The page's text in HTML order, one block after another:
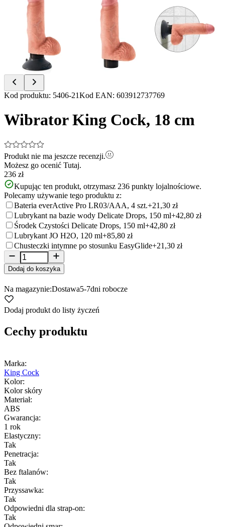
Item
of
5
Kod produktu: 5406-21Kod EAN: 603912737769
Wibrator King Cock, 18 cm
Produkt nie ma jeszcze recenzji.
Możesz go ocenić Tutaj.
236 zł
Kupując ten produkt, otrzymasz 236 punkty lojalnościowe.
Polecamy używanie tego produktu z:
Bateria everActive Pro LR03/AAA, 4 szt.+21,30 zł
Lubrykant na bazie wody Delicate Drops, 150 ml+42,80 zł
Środek Czystości Delicate Drops, 150 ml+42,80 zł
Lubrykant JO H2O, 120 ml+85,80 zł
Chusteczki intymne po stosunku EasyGlide+21,30 zł
Dodaj do koszyka
Na magazynie:Dostawa5-7dni robocze
Dodaj produkt do listy życzeń
Cechy produktu
Marka:
King Cock
Kolor:
Kolor skóry
Materiał:
ABS
Gwarancja:
1 rok
Elastyczny:
Tak
Penetracja:
Tak
Bez ftalanów:
Tak
Przyssawka:
Tak
Odpowiedni dla strap-on:
Tak